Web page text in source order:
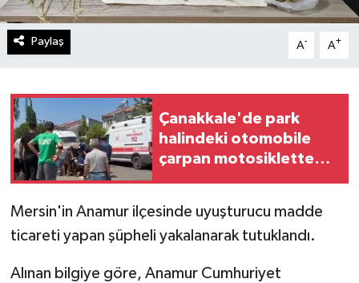
Paylaş A- A+
Çanakkale'de park
halindeki otomobile
çarpan motosikletteki
Mersin'in Anamur ilçesinde uyuşturucu madde
ticareti yapan şüpheli yakalanarak tutuklandı.
Alınan bilgiye göre, Anamur Cumhuriyet